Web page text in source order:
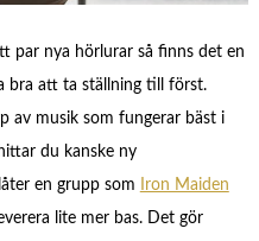
par nya hörlurar så finns det en
bra att ta ställning till först.
av musik som fungerar bäst i
du kanske ny
en grupp som
Iron Maiden
lite mer bas. Det gör